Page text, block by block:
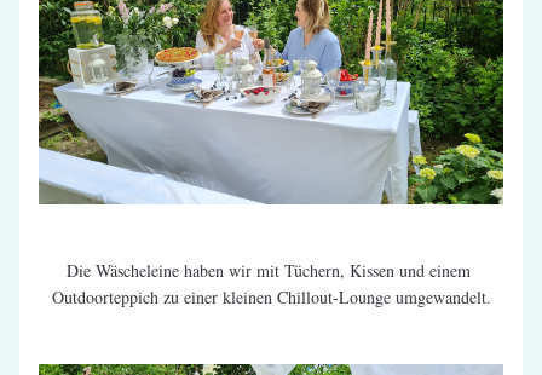
Die Wäscheleine haben wir mit Tüchern, Kissen und einem
Outdoorteppich zu einer kleinen Chillout-Lounge umgewandelt.